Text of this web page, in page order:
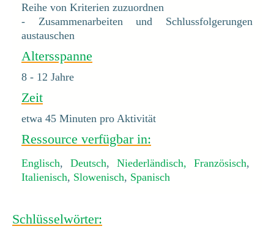
Reihe von Kriterien zuzuordnen
- Zusammenarbeiten und Schlussfolgerungen
austauschen
Altersspanne
8 - 12 Jahre
Zeit
etwa 45 Minuten pro Aktivität
Ressource verfügbar in:
Englisch, Deutsch, Niederländisch, Französisch,
Italienisch, Slowenisch, Spanisch
Schlüsselwörter: